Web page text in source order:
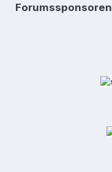
Forumssponsoren